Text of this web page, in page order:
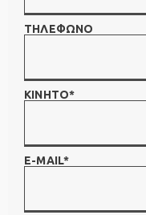
ΤΗΛΕΦΩΝΟ
ΚΙΝΗΤΟ*
E-MAIL*